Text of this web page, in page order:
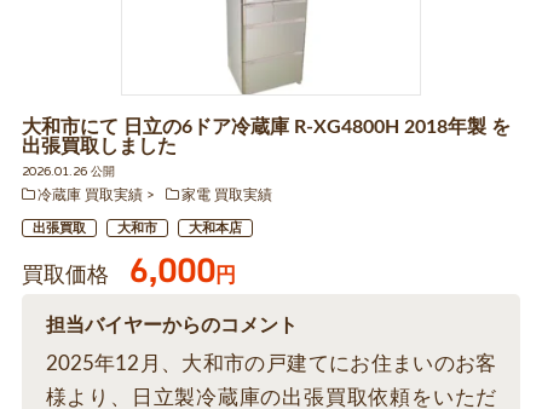
大和市にて 日立の6ドア冷蔵庫 R-XG4800H 2018年製 を
出張買取しました
2026.01.26 公開
冷蔵庫 買取実績
家電 買取実績
出張買取 大和市 大和本店
買取価格 6,000円
担当バイヤーからのコメント
2025年12月、大和市の戸建てにお住まいのお客
様より、日立製冷蔵庫の出張買取依頼をいただ